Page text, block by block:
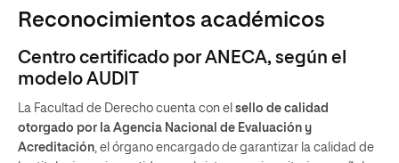
Reconocimientos académicos
Centro certificado por ANECA, según el
modelo AUDIT
La Facultad de Derecho cuenta con el sello de calidad
otorgado por la Agencia Nacional de Evaluación y
Acreditación, el órgano encargado de garantizar la calidad de